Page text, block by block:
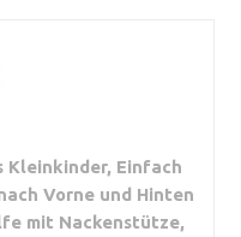
Kleinkinder, Einfach
Vorne und Hinten
mit Nackenstütze,